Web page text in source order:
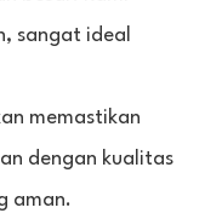
sangat ideal
memastikan
dengan kualitas
aman.